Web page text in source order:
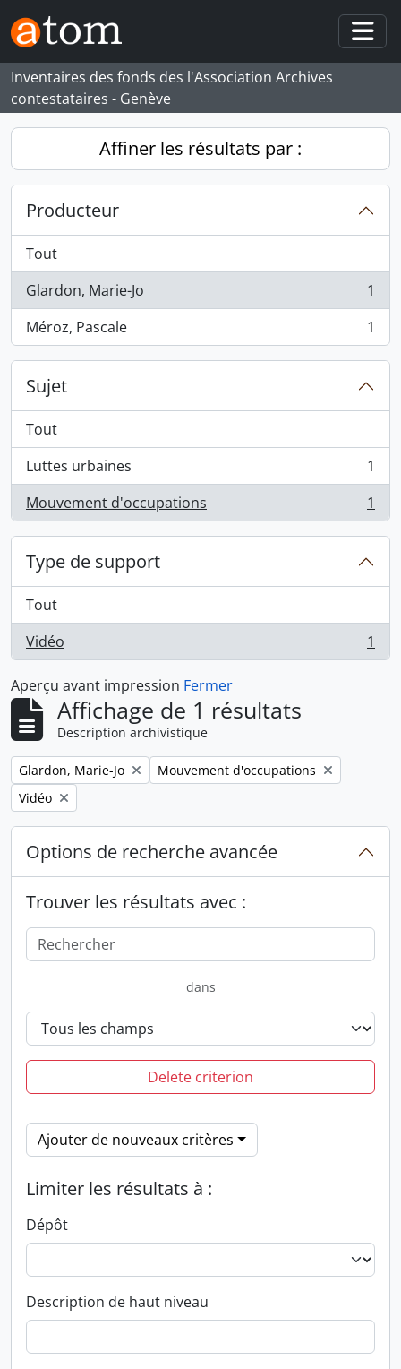
Skip to main content
Inventaires des fonds des l'Association Archives
contestataires - Genève
Affiner les résultats par :
Producteur
Tout
Glardon, Marie-Jo
, 1 résultats
1
Méroz, Pascale
, 1 résultats 1
Sujet
Tout
Luttes urbaines
, 1 résultats
1
Mouvement d'occupations
, 1 résultats 1
Type de support
Tout
Vidéo
, 1 résultats 1
Aperçu avant impression Fermer
Affichage de 1 résultats
Description archivistique
Remove filter:
Glardon, Marie-Jo Remove filter:
Mouvement d'occupations
Remove filter:
Vidéo
Options de recherche avancée
Trouver les résultats avec :
dans
Delete criterion
Ajouter de nouveaux critères
Limiter les résultats à :
Dépôt
Description de haut niveau